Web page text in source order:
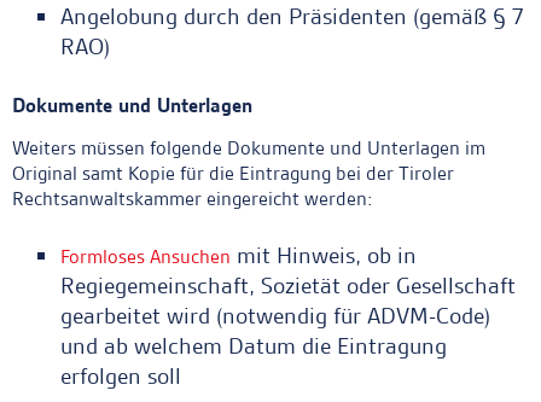
Angelobung durch den Präsidenten (gemäß § 7
RAO)
Dokumente und Unterlagen
Weiters müssen folgende Dokumente und Unterlagen im
Original samt Kopie für die Eintragung bei der Tiroler
Rechtsanwaltskammer eingereicht werden:
Formloses Ansuchen mit Hinweis, ob in
Regiegemeinschaft, Sozietät oder Gesellschaft
gearbeitet wird (notwendig für ADVM-Code)
und ab welchem Datum die Eintragung
erfolgen soll